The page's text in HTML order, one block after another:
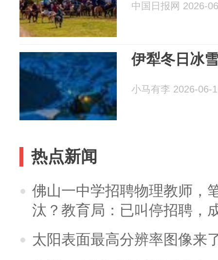
中国日报网 2026-
伊犁冬日冰
小马有李 2026-06-
热点新闻
佛山一中学招聘物理教师，
汰？教育局：已叫停招聘，
太阳表面最高分辨率图像来